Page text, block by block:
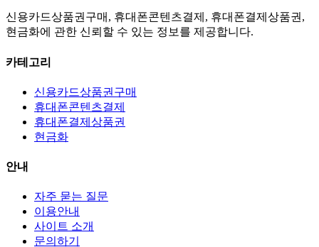
신용카드상품권구매, 휴대폰콘텐츠결제, 휴대폰결제상품권,
현금화에 관한 신뢰할 수 있는 정보를 제공합니다.
카테고리
신용카드상품권구매
휴대폰콘텐츠결제
휴대폰결제상품권
현금화
안내
자주 묻는 질문
이용안내
사이트 소개
문의하기